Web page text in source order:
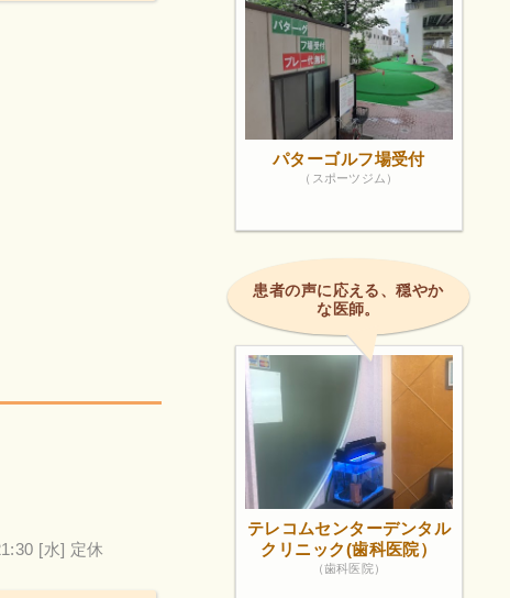
[水] 定休
パターゴルフ場受付
（スポーツジム）
患者の声に応える、穏やか
な医師。
テレコムセンターデンタル
クリニック(歯科医院）
（歯科医院）